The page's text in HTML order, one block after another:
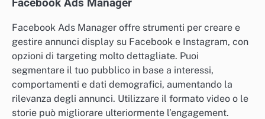
Facebook Ads Manager
Facebook Ads Manager offre strumenti per creare e
gestire annunci display su Facebook e Instagram, con
opzioni di targeting molto dettagliate. Puoi
segmentare il tuo pubblico in base a interessi,
comportamenti e dati demografici, aumentando la
rilevanza degli annunci. Utilizzare il formato video o le
storie può migliorare ulteriormente l’engagement.